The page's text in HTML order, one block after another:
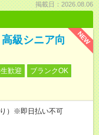
掲載日：2026.08.06
NEW
級シニア向
歓迎
ブランクOK
）※即日払い不可